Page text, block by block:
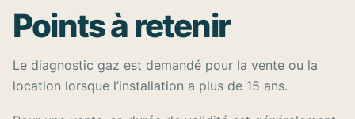
Points à retenir
Le diagnostic gaz est demandé pour la vente ou la
location lorsque l’installation a plus de 15 ans.